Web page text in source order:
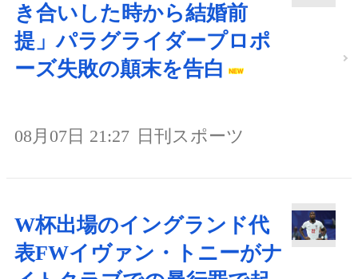
き合いした時から結婚前
提」パラグライダープロポ
ーズ失敗の顛末を告白
08月07日 21:27 日刊スポーツ
W杯出場のイングランド代
表FWイヴァン・トニーがナ